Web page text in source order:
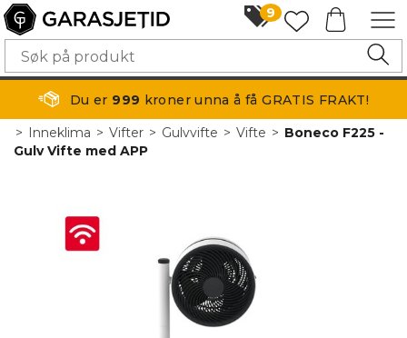
9
Du er 999 kroner unna å få GRATIS FRAKT!
> Inneklima>Vifter>Gulvvifte>Vifte>Boneco F225 -
Gulv Vifte med APP